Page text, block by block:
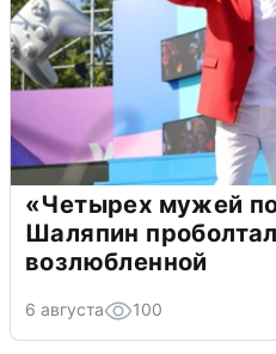
«Четырех мужей
Шаляпин
возлюбленной
6 августа 100